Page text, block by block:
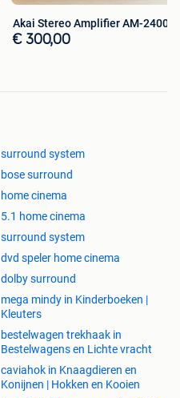
Akai Stereo Amplifier AM-2400
€ 300,00
surround system
bose surround
home cinema
5.1 home cinema
surround system
dvd speler home cinema
dolby surround
mega mindy in Kinderboeken |
Kleuters
bestelwagen trekhaak in
Bestelwagens en Lichte vracht
caviahok in Knaagdieren en
Konijnen | Hokken en Kooien